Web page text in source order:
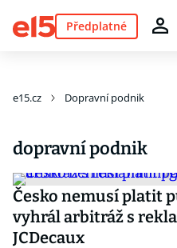
Předplatné
e15.cz Dopravní podnik
dopravní podnik
Česko nemusí platit
vyhrál arbitráž s
JCDecaux